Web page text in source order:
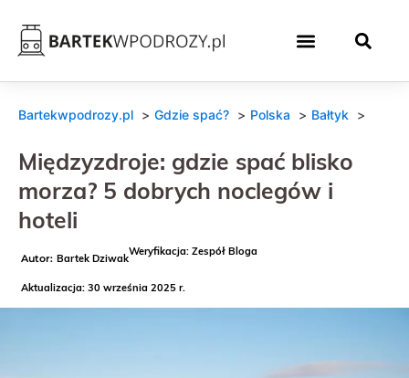
Bartekwpodrozy.pl Gdzie spać? Polska Bałtyk
Międzyzdroje: gdzie spać blisko
morza? 5 dobrych noclegów i
hoteli
Bartek Dziwak
Weryfikacja: Zespół Bloga
Aktualizacja: 30 września 2025 r.